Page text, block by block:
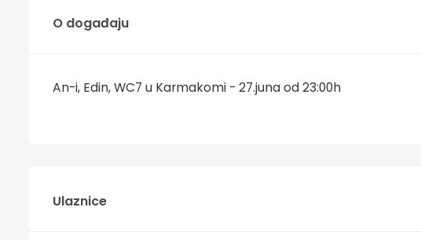
O događaju
An-i, Edin, WC7 u Karmakomi - 27.juna od 23:00h
Ulaznice